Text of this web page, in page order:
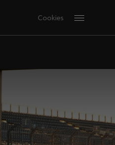
Cookies